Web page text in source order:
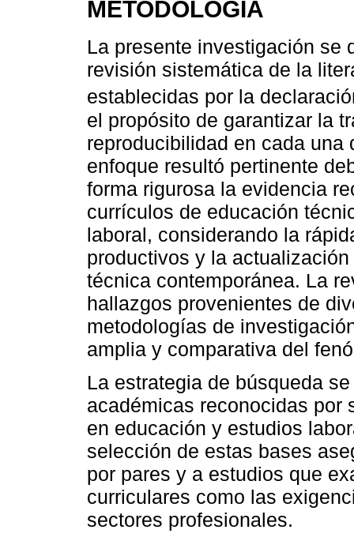
METODOLOGÍA
La presente investigación se
revisión sistemática de la
establecidas por la
el propósito de garantizar la
reproducibilidad en cada
enfoque resultó pertinente
forma rigurosa la evidencia
currículos de educación
laboral, considerando la
productivos y la
técnica contemporánea. La
hallazgos provenientes de
metodologías de
amplia y comparativa del
La estrategia de búsqueda
académicas reconocidas por
en educación y estudios
selección de estas bases
por pares y a estudios que
curriculares como las
sectores profesionales.